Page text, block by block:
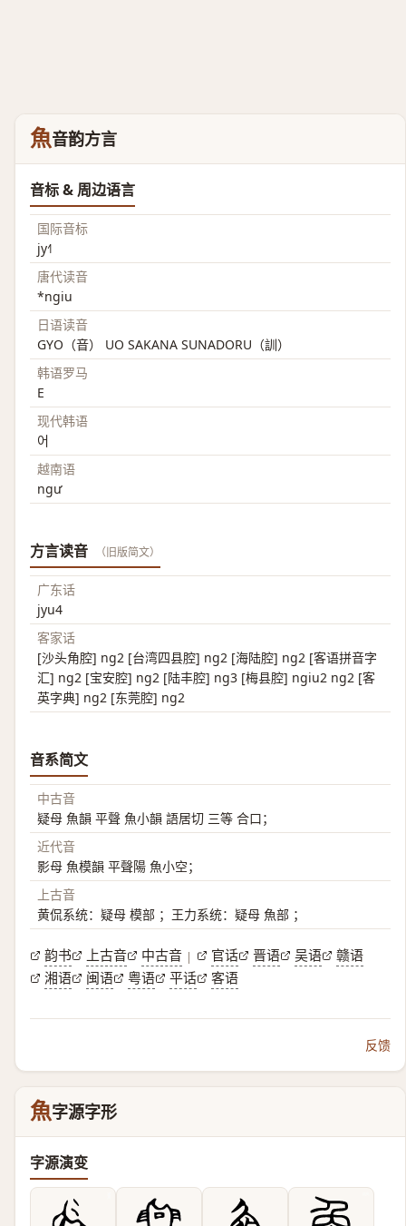
魚音韵方言
音标 & 周边语言
国际音标
jy˧˥
唐代读音
*ngiu
日语读音
GYO（音） UO SAKANA SUNADORU（訓）
韩语罗马
E
现代韩语
어
越南语
ngư
方言读音 （旧版简文）
广东话
jyu4
客家话
[沙头角腔] ng2 [台湾四县腔] ng2 [海陆腔] ng2 [客语拼音字
汇] ng2 [宝安腔] ng2 [陆丰腔] ng3 [梅县腔] ngiu2 ng2 [客
英字典] ng2 [东莞腔] ng2
音系简文
中古音
疑母 魚韻 平聲 魚小韻 語居切 三等 合口；
近代音
影母 魚模韻 平聲陽 魚小空；
上古音
黄侃系统：疑母 模部 ；王力系统：疑母 魚部 ；
韵书 上古音 中古音 | 官话 晋语 吴语
赣语
湘语
闽语 粤语 平话 客语
反馈
魚字源字形
字源演变